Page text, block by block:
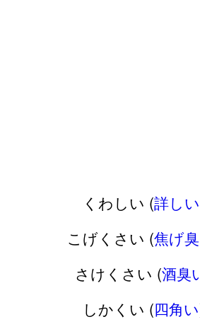
くわしい (詳しい
こげくさい (焦げ
さけくさい (酒臭
しかくい (四角い